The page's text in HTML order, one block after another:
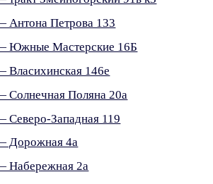
Антона Петрова 133
Южные Мастерские 16Б
Власихинская 146е
Солнечная Поляна 20а
Северо-Западная 119
Дорожная 4а
Набережная 2а